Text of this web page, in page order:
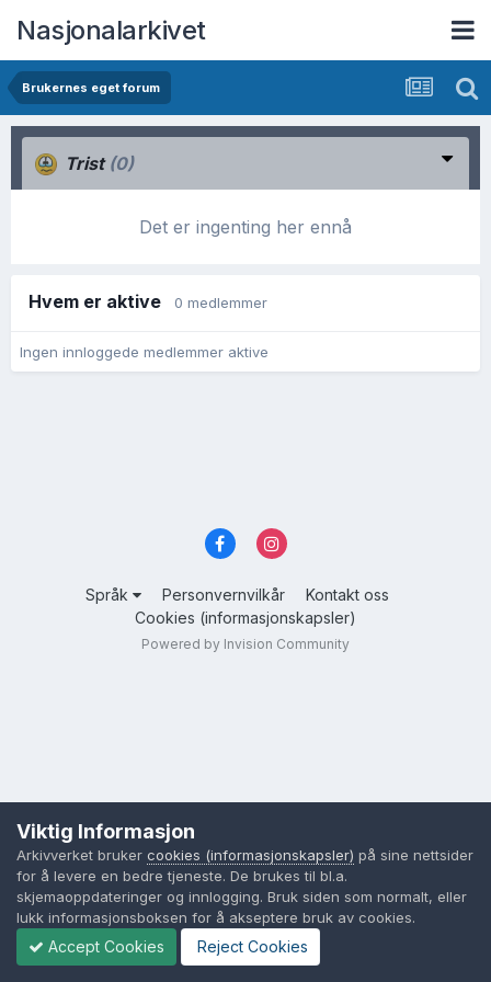
Nasjonalarkivet
Brukernes eget forum
Trist (0)
Det er ingenting her ennå
Hvem er aktive 0 medlemmer
Ingen innloggede medlemmer aktive
Språk Personvernvilkår
Kontakt oss
Cookies (informasjonskapsler)
Powered by Invision Community
Viktig Informasjon
Arkivverket bruker cookies (informasjonskapsler) på sine nettsider
for å levere en bedre tjeneste. De brukes til bl.a.
skjemaoppdateringer og innlogging. Bruk siden som normalt, eller
lukk informasjonsboksen for å akseptere bruk av cookies.
Accept Cookies Reject Cookies